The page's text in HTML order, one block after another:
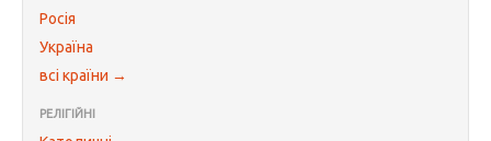
Росія
Україна
всі країни →
РЕЛІГІЙНІ